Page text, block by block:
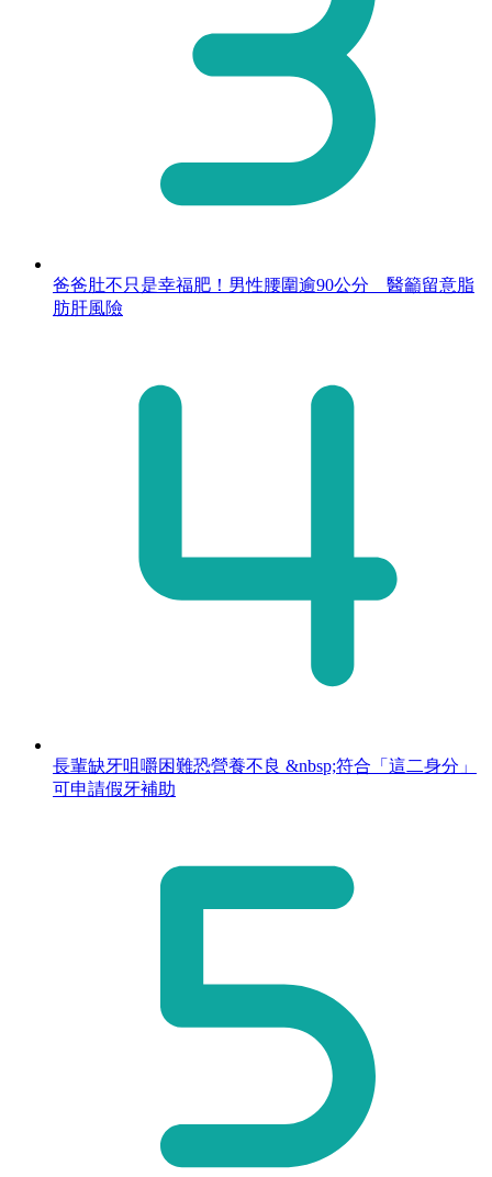
爸爸肚不只是幸福肥！男性腰圍逾90公分 醫籲留意脂
肪肝風險
長輩缺牙咀嚼困難恐營養不良 &nbsp;符合「這二身分」
可申請假牙補助